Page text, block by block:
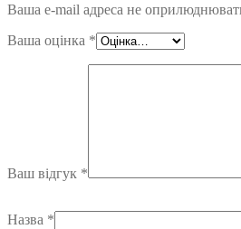
Ваша e-mail адреса не
Ваша оцінка *
Ваш відгук *
Назва *